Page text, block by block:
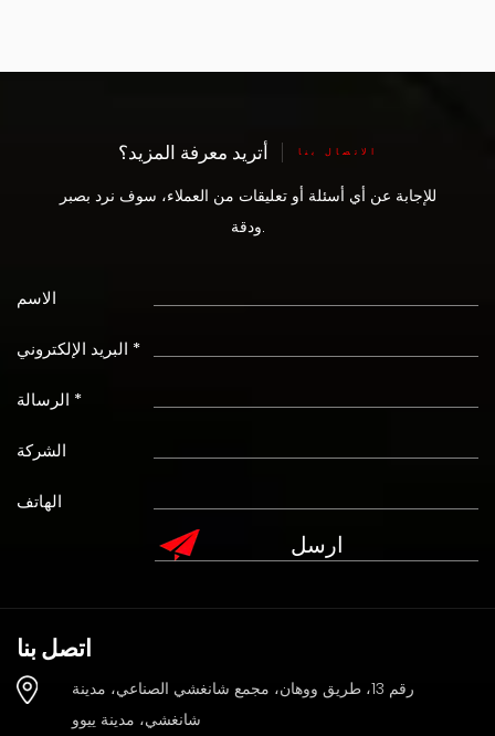
أتريد معرفة المزيد؟ الاتصال بنا
للإجابة عن أي أسئلة أو تعليقات من العملاء، سوف نرد بصبر
ودقة.
الاسم
البريد الإلكتروني *
الرسالة *
الشركة
الهاتف
اتصل بنا
رقم 13، طريق ووهان، مجمع شانغشي الصناعي، مدينة
شانغشي، مدينة ييوو